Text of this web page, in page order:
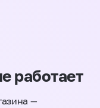
работает
—